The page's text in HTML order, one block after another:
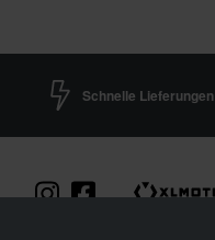
Schnelle Lieferungen